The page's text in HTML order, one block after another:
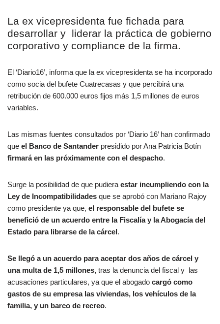
La ex vicepresidenta fue fichada para
desarrollar y liderar la práctica de gobierno
corporativo y compliance de la firma.
El ‘Diario16’, informa que la ex vicepresidenta se ha incorporado
como socia del bufete Cuatrecasas y que percibirá una
retribución de 600.000 euros fijos más 1,5 millones de euros
variables.
Las mismas fuentes consultados por ‘Diario 16’ han confirmado
que el Banco de Santander presidido por Ana Patricia Botín
firmará en las próximamente con el despacho.
Surge la posibilidad de que pudiera estar incumpliendo con la
Ley de Incompatibilidades que se aprobó con Mariano Rajoy
como presidente ya que, el responsable del bufete se
benefició de un acuerdo entre la Fiscalía y la Abogacía del
Estado para librarse de la cárcel.
Se llegó a un acuerdo para aceptar dos años de cárcel y
una multa de 1,5 millones, tras la denuncia del fiscal y las
acusaciones particulares, ya que el abogado cargó como
gastos de su empresa las viviendas, los vehículos de la
familia, y un barco de recreo.